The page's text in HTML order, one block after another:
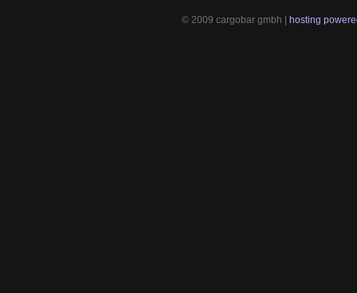
© 2009 cargobar gmbh | hosting